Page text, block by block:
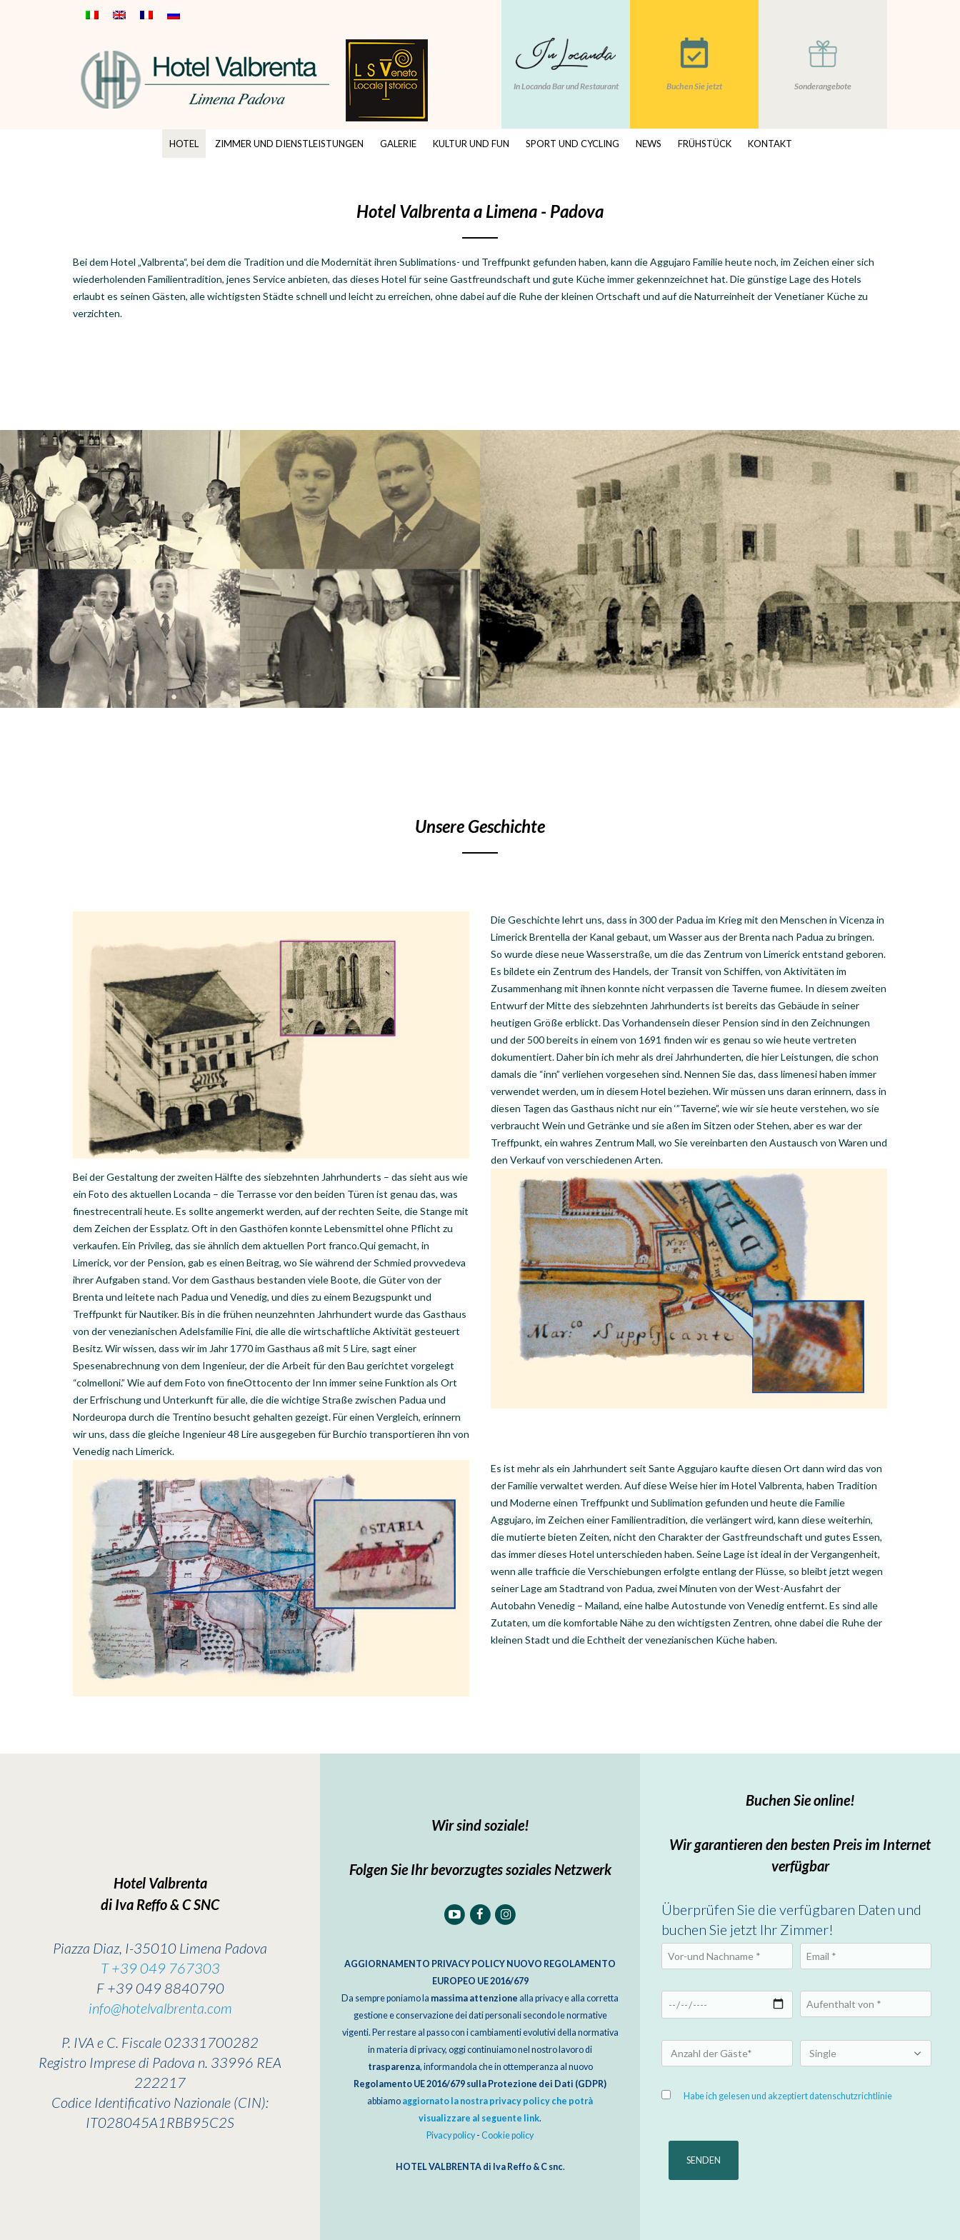
Sonderangebote
Buchen Sie jetzt
In Locanda Bar und Restaurant
HOTEL ZIMMER UND DIENSTLEISTUNGEN GALERIE KULTUR UND FUN SPORT UND CYCLING NEWS FRÜHSTÜCK KONTAKT
Hotel Valbrenta a Limena - Padova
Bei dem Hotel „Valbrenta“, bei dem die Tradition und die Modernität ihren Sublimations- und Treffpunkt gefunden haben, kann die Aggujaro Familie heute noch, im Zeichen einer sich
wiederholenden Familientradition, jenes Service anbieten, das dieses Hotel für seine Gastfreundschaft und gute Küche immer gekennzeichnet hat. Die günstige Lage des Hotels
erlaubt es seinen Gästen, alle wichtigsten Städte schnell und leicht zu erreichen, ohne dabei auf die Ruhe der kleinen Ortschaft und auf die Naturreinheit der Venetianer Küche zu
verzichten.
Unsere Geschichte
Die Geschichte lehrt uns, dass in 300 der Padua im Krieg mit den Menschen in Vicenza in
Limerick Brentella der Kanal gebaut, um Wasser aus der Brenta nach Padua zu bringen.
So wurde diese neue Wasserstraße, um die das Zentrum von Limerick entstand geboren.
Es bildete ein Zentrum des Handels, der Transit von Schiffen, von Aktivitäten im
Zusammenhang mit ihnen konnte nicht verpassen die Taverne fiumee. In diesem zweiten
Entwurf der Mitte des siebzehnten Jahrhunderts ist bereits das Gebäude in seiner
heutigen Größe erblickt. Das Vorhandensein dieser Pension sind in den Zeichnungen
und der 500 bereits in einem von 1691 finden wir es genau so wie heute vertreten
dokumentiert. Daher bin ich mehr als drei Jahrhunderten, die hier Leistungen, die schon
damals die “inn” verliehen vorgesehen sind. Nennen Sie das, dass limenesi haben immer
verwendet werden, um in diesem Hotel beziehen. Wir müssen uns daran erinnern, dass in
diesen Tagen das Gasthaus nicht nur ein ‘”Taverne”, wie wir sie heute verstehen, wo sie
verbraucht Wein und Getränke und sie aßen im Sitzen oder Stehen, aber es war der
Treffpunkt, ein wahres Zentrum Mall, wo Sie vereinbarten den Austausch von Waren und
den Verkauf von verschiedenen Arten.
Bei der Gestaltung der zweiten Hälfte des siebzehnten Jahrhunderts – das sieht aus wie
ein Foto des aktuellen Locanda – die Terrasse vor den beiden Türen ist genau das, was
finestrecentrali heute. Es sollte angemerkt werden, auf der rechten Seite, die Stange mit
dem Zeichen der Essplatz. Oft in den Gasthöfen konnte Lebensmittel ohne Pflicht zu
verkaufen. Ein Privileg, das sie ähnlich dem aktuellen Port franco.Qui gemacht, in
Limerick, vor der Pension, gab es einen Beitrag, wo Sie während der Schmied provvedeva
ihrer Aufgaben stand. Vor dem Gasthaus bestanden viele Boote, die Güter von der
Brenta und leitete nach Padua und Venedig, und dies zu einem Bezugspunkt und
Treffpunkt für Nautiker. Bis in die frühen neunzehnten Jahrhundert wurde das Gasthaus
von der venezianischen Adelsfamilie Fini, die alle die wirtschaftliche Aktivität gesteuert
Besitz. Wir wissen, dass wir im Jahr 1770 im Gasthaus aß mit 5 Lire, sagt einer
Spesenabrechnung von dem Ingenieur, der die Arbeit für den Bau gerichtet vorgelegt
“colmelloni.” Wie auf dem Foto von fineOttocento der Inn immer seine Funktion als Ort
der Erfrischung und Unterkunft für alle, die die wichtige Straße zwischen Padua und
Nordeuropa durch die Trentino besucht gehalten gezeigt. Für einen Vergleich, erinnern
wir uns, dass die gleiche Ingenieur 48 Lire ausgegeben für Burchio transportieren ihn von
Venedig nach Limerick.
Es ist mehr als ein Jahrhundert seit Sante Aggujaro kaufte diesen Ort dann wird das von
der Familie verwaltet werden. Auf diese Weise hier im Hotel Valbrenta, haben Tradition
und Moderne einen Treffpunkt und Sublimation gefunden und heute die Familie
Aggujaro, im Zeichen einer Familientradition, die verlängert wird, kann diese weiterhin,
die mutierte bieten Zeiten, nicht den Charakter der Gastfreundschaft und gutes Essen,
das immer dieses Hotel unterschieden haben. Seine Lage ist ideal in der Vergangenheit,
wenn alle trafficie die Verschiebungen erfolgte entlang der Flüsse, so bleibt jetzt wegen
seiner Lage am Stadtrand von Padua, zwei Minuten von der West-Ausfahrt der
Autobahn Venedig – Mailand, eine halbe Autostunde von Venedig entfernt. Es sind alle
Zutaten, um die komfortable Nähe zu den wichtigsten Zentren, ohne dabei die Ruhe der
kleinen Stadt und die Echtheit der venezianischen Küche haben.
Hotel Valbrenta
di Iva Reffo & C SNC
Piazza Diaz, I-35010 Limena Padova
T +39 049 767303
F +39 049 8840790
info@hotelvalbrenta.com
P. IVA e C. Fiscale 02331700282
Registro Imprese di Padova n. 33996 REA
222217
Codice Identificativo Nazionale (CIN):
IT028045A1RBB95C2S
Wir sind soziale!
Folgen Sie Ihr bevorzugtes soziales Netzwerk
AGGIORNAMENTO PRIVACY POLICY NUOVO REGOLAMENTO
EUROPEO UE 2016/679
Da sempre poniamo la massima attenzione alla privacy e alla corretta
gestione e conservazione dei dati personali secondo le normative
vigenti. Per restare al passo con i cambiamenti evolutivi della normativa
in materia di privacy, oggi continuiamo nel nostro lavoro di
trasparenza, informandola che in ottemperanza al nuovo
Regolamento UE 2016/679 sulla Protezione dei Dati (GDPR)
abbiamo aggiornato la nostra privacy policy che potrà
visualizzare al seguente link.
Pivacy policy- Cookie policy
HOTEL VALBRENTA di Iva Reffo & C snc.
Buchen Sie online!
Wir garantieren den besten Preis im Internet
verfügbar
Überprüfen Sie die verfügbaren Daten und
buchen Sie jetzt Ihr Zimmer!
Habe ich gelesen und akzeptiert datenschutzrichtlinie